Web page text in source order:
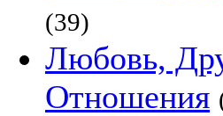
(39)
Любовь,
Отношения